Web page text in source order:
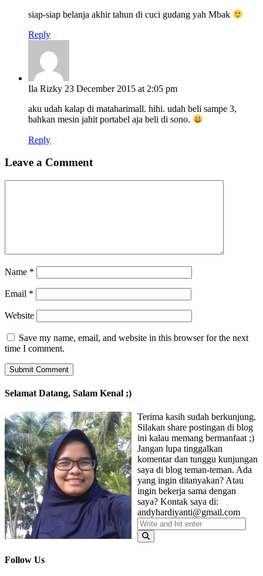
siap-siap belanja akhir tahun di cuci gudang yah Mbak
Reply
Ila Rizky 23 December 2015 at 2:05 pm
aku udah kalap di mataharimall. hihi. udah beli sampe 3,
bahkan mesin jahit portabel aja beli di sono.
Reply
Leave a Comment
Name *
Email *
Website
Save my name, email, and website in this browser for the next
time I comment.
Selamat Datang, Salam Kenal ;)
Terima kasih sudah berkunjung.
Silakan share postingan di blog
ini kalau memang bermanfaat ;)
Jangan lupa tinggalkan
komentar dan tunggu kunjungan
saya di blog teman-teman. Ada
yang ingin ditanyakan? Atau
ingin bekerja sama dengan
saya? Kontak saya di:
andyhardiyanti@gmail.com
Follow Us